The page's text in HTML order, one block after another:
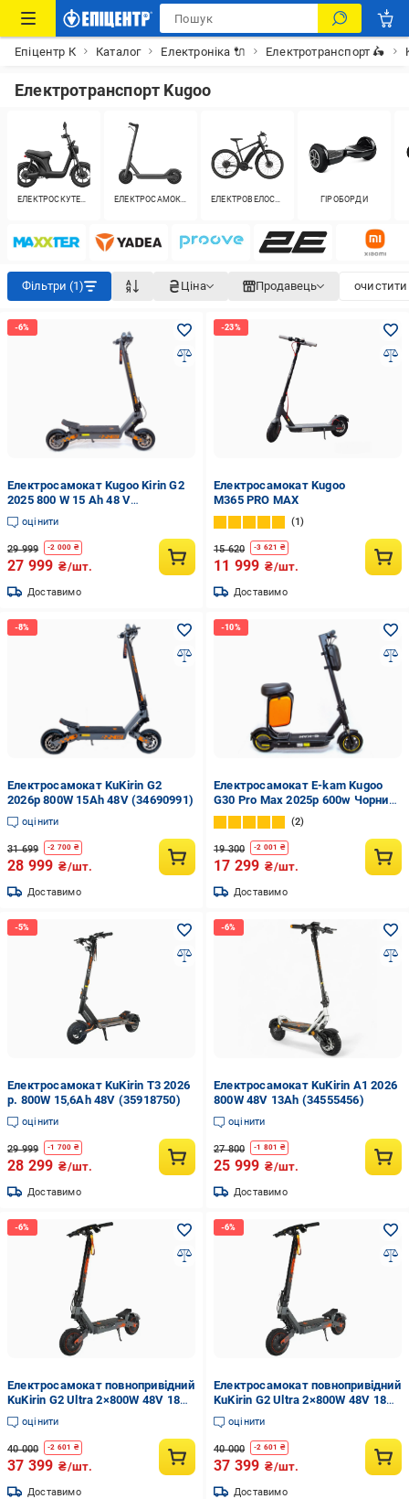
Епіцентр К Каталог Електроніка 🔌 Електротранспорт 🛵
Електротранспорт Kugoo
ЕЛЕКТРОСКУТЕРИ ЕЛЕКТРОСАМОКАТИ ЕЛЕКТРОВЕЛОСИПЕДИ ГІРОБОРДИ
Фільтри (1) Ціна Продавець очистити
Електросамокат Kugoo Kirin G2
2025 800 W 15 Ah 48 V
(29389279)
оцінити
29 999 -2 000 ₴
27 999 ₴/шт.
Доставимо
Електросамокат Kugoo
M365 PRO MAX
1
15 620 -3 621 ₴
11 999 ₴/шт.
Доставимо
Електросамокат KuKirin G2
2026р 800W 15Ah 48V (34690991)
оцінити
31 699 -2 700 ₴
28 999 ₴/шт.
Доставимо
Електросамокат E-kam Kugoo
G30 Pro Max 2025р 600w Чорний
(28593103)
2
19 300 -2 001 ₴
17 299 ₴/шт.
Доставимо
Електросамокат KuKirin T3 2026
р. 800W 15,6Ah 48V (35918750)
оцінити
29 999 -1 700 ₴
28 299 ₴/шт.
Доставимо
Електросамокат KuKirin A1 2026
800W 48V 13Ah (34555456)
оцінити
27 800 -1 801 ₴
25 999 ₴/шт.
Доставимо
Електросамокат повнопривідний
KuKirin G2 Ultra 2×800W 48V 18Ah
(35050588)
оцінити
40 000 -2 601 ₴
37 399 ₴/шт.
Доставимо
Електросамокат повнопривідний
KuKirin G2 Ultra 2×800W 48V 18Ah
(35050589)
оцінити
40 000 -2 601 ₴
37 399 ₴/шт.
Доставимо